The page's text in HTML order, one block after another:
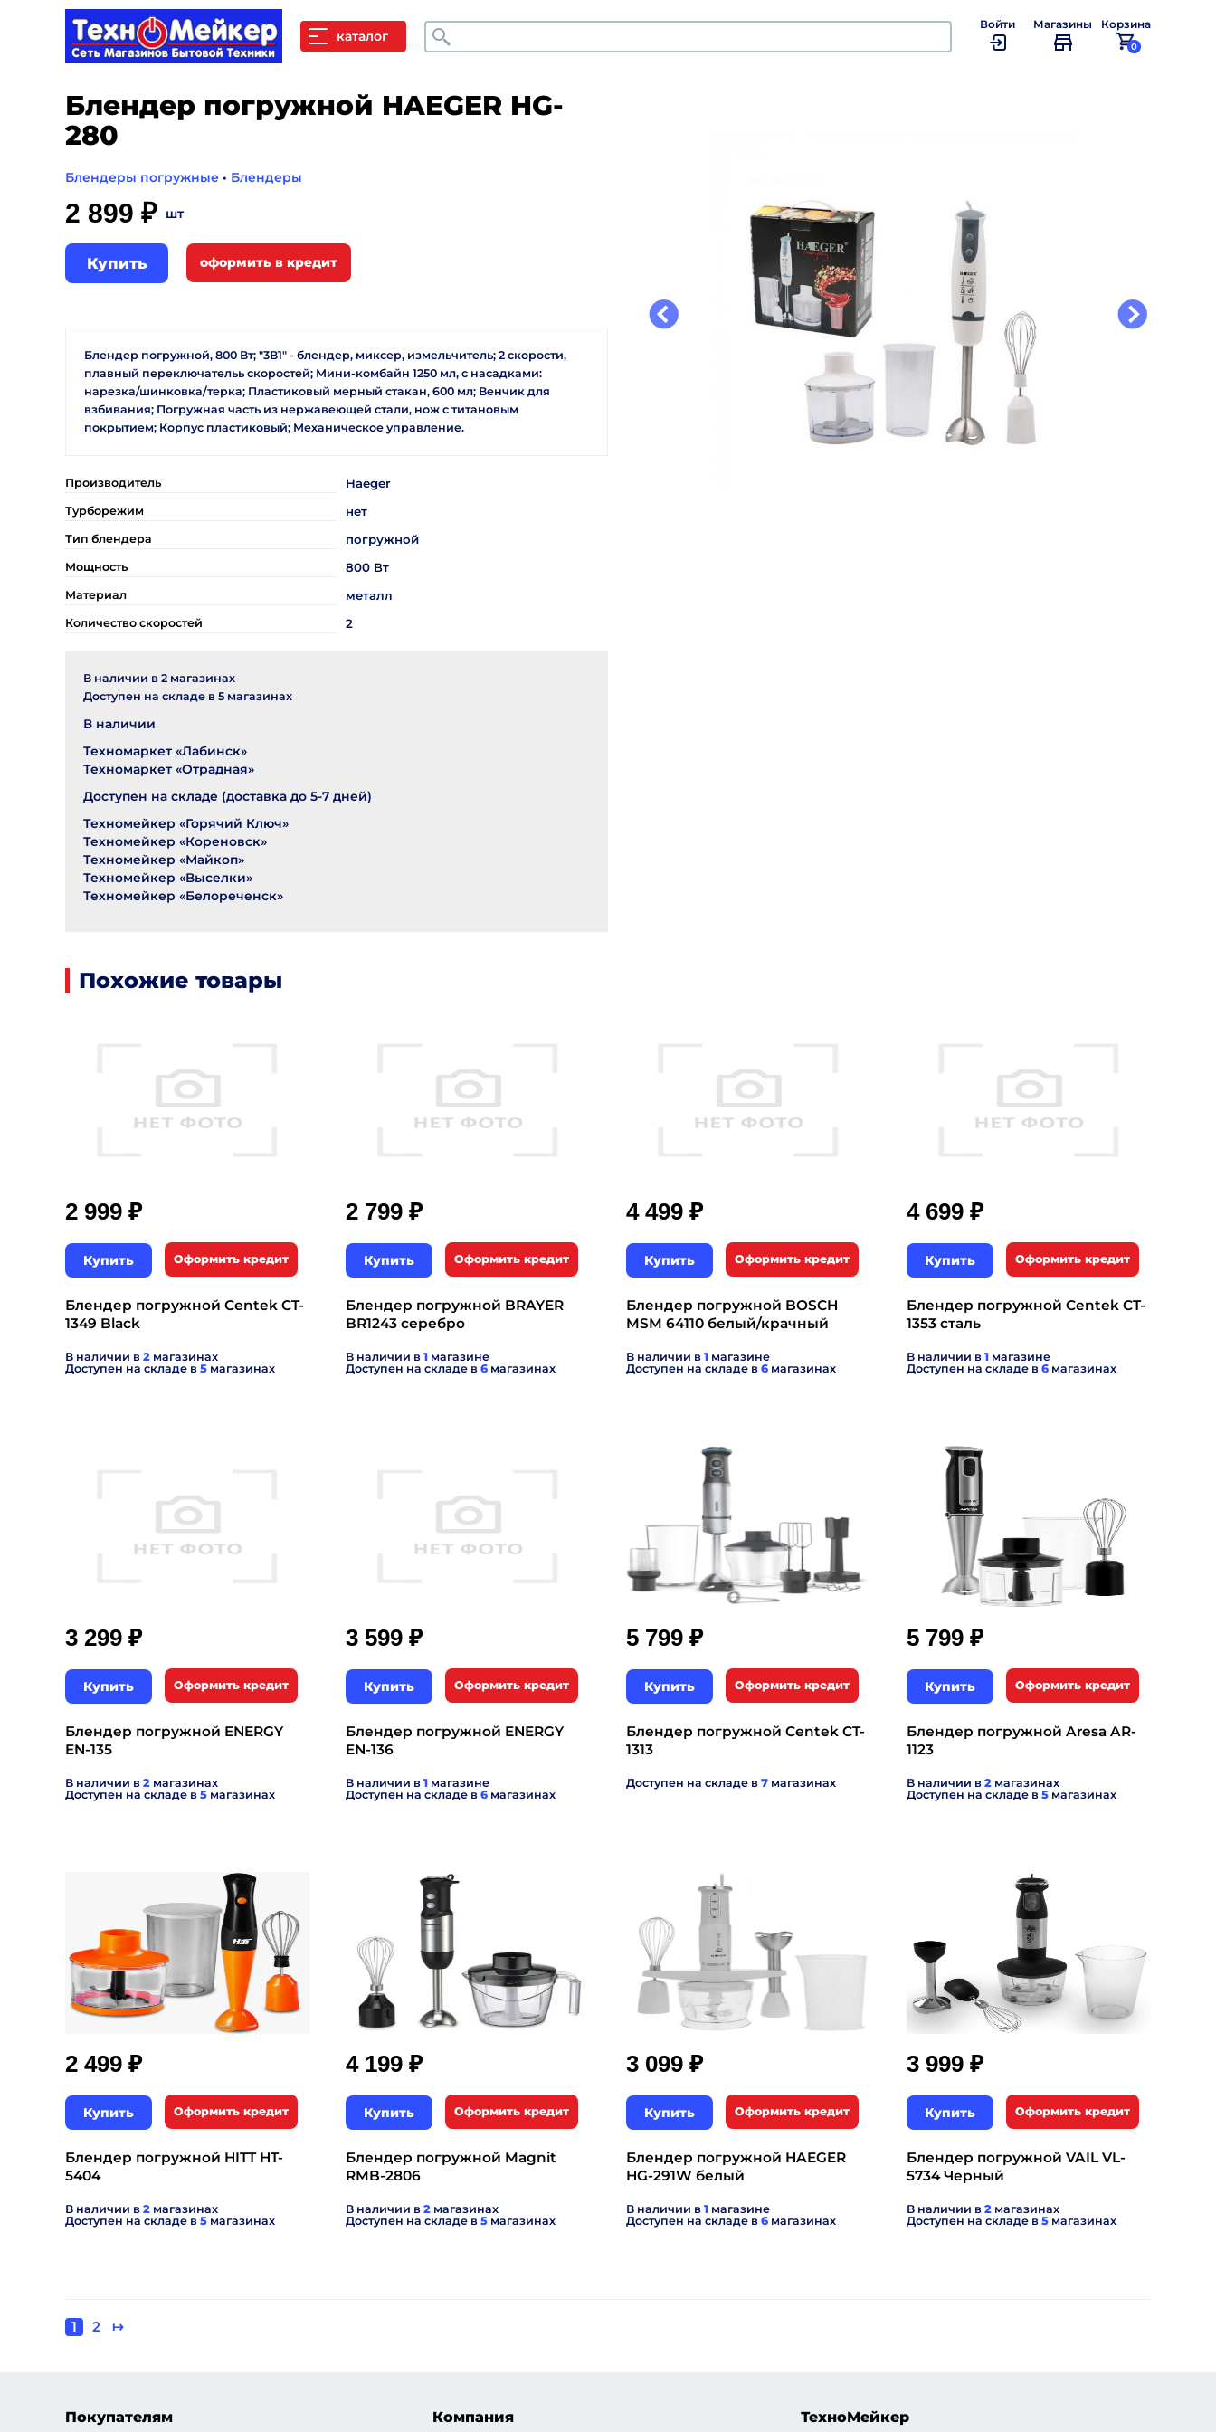
каталог Поиск Войти Магазины Корзина
0
Блендер погружной HAEGER HG-
280
Блендеры погружные • Блендеры
2 899 ₽ шт
Купить
Блендер погружной, 800 Вт; "3В1" - блендер, миксер, измельчитель; 2 скорости,
плавный переключательь скоростей; Мини-комбайн 1250 мл, с насадками:
нарезка/шинковка/терка; Пластиковый мерный стакан, 600 мл; Венчик для
взбивания; Погружная часть из нержавеющей стали, нож с титановым
покрытием; Корпус пластиковый; Механическое управление.
Производитель Haeger
Турборежим нет
Тип блендера погружной
Мощность 800 Вт
Материал металл
Количество скоростей 2
В наличии в 2 магазинах
Доступен на складе в 5 магазинах
В наличии
Техномаркет «Лабинск»
Техномаркет «Отрадная»
Доступен на складе (доставка до 5-7 дней)
Техномейкер «Горячий Ключ»
Техномейкер «Кореновск»
Техномейкер «Майкоп»
Техномейкер «Выселки»
Техномейкер «Белореченск»
Похожие товары
2 999 ₽
Купить Оформить кредит
Блендер погружной Centek CT-
1349 Black
В наличии в 2 магазинах
Доступен на складе в 5 магазинах
2 799 ₽
Купить Оформить кредит
Блендер погружной BRAYER
BR1243 серебро
В наличии в 1 магазине
Доступен на складе в 6 магазинах
4 499 ₽
Купить Оформить кредит
Блендер погружной BOSCH
MSM 64110 белый/крачный
В наличии в 1 магазине
Доступен на складе в 6 магазинах
4 699 ₽
Купить Оформить кредит
Блендер погружной Centek CT-
1353 сталь
В наличии в 1 магазине
Доступен на складе в 6 магазинах
3 299 ₽
Купить Оформить кредит
Блендер погружной ENERGY
EN-135
В наличии в 2 магазинах
Доступен на складе в 5 магазинах
3 599 ₽
Купить Оформить кредит
Блендер погружной ENERGY
EN-136
В наличии в 1 магазине
Доступен на складе в 6 магазинах
5 799 ₽
Купить Оформить кредит
Блендер погружной Centek CT-
1313
Доступен на складе в 7 магазинах
5 799 ₽
Купить Оформить кредит
Блендер погружной Aresa AR-
1123
В наличии в 2 магазинах
Доступен на складе в 5 магазинах
2 499 ₽
Купить Оформить кредит
Блендер погружной HITT HT-
5404
В наличии в 2 магазинах
Доступен на складе в 5 магазинах
4 199 ₽
Купить Оформить кредит
Блендер погружной Magnit
RMB-2806
В наличии в 2 магазинах
Доступен на складе в 5 магазинах
3 099 ₽
Купить Оформить кредит
Блендер погружной HAEGER
HG-291W белый
В наличии в 1 магазине
Доступен на складе в 6 магазинах
3 999 ₽
Купить Оформить кредит
Блендер погружной VAIL VL-
5734 Черный
В наличии в 2 магазинах
Доступен на складе в 5 магазинах
Нумерация
Текущая
1 Page
2
Следующая
↦
Покупателям Компания ТехноМейкер